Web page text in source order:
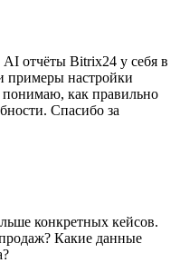
AI отчёты Bitrix24 у себя в
примеры настройки
понимаю, как правильно
Спасибо за
конкретных кейсов.
Какие данные